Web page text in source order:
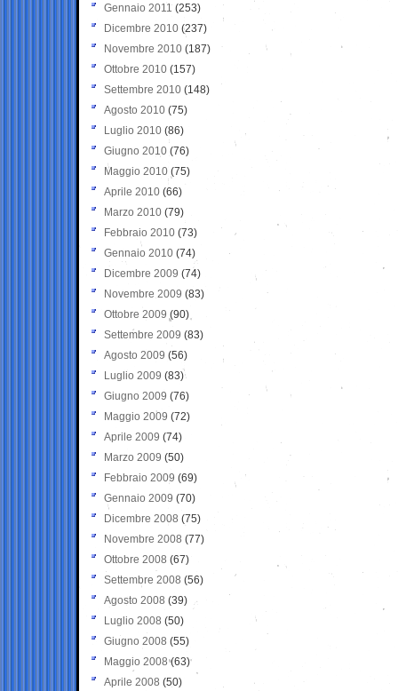
Gennaio 2011 (253)
Dicembre 2010 (237)
Novembre 2010 (187)
Ottobre 2010 (157)
Settembre 2010 (148)
Agosto 2010 (75)
Luglio 2010 (86)
Giugno 2010 (76)
Maggio 2010 (75)
Aprile 2010 (66)
Marzo 2010 (79)
Febbraio 2010 (73)
Gennaio 2010 (74)
Dicembre 2009 (74)
Novembre 2009 (83)
Ottobre 2009 (90)
Settembre 2009 (83)
Agosto 2009 (56)
Luglio 2009 (83)
Giugno 2009 (76)
Maggio 2009 (72)
Aprile 2009 (74)
Marzo 2009 (50)
Febbraio 2009 (69)
Gennaio 2009 (70)
Dicembre 2008 (75)
Novembre 2008 (77)
Ottobre 2008 (67)
Settembre 2008 (56)
Agosto 2008 (39)
Luglio 2008 (50)
Giugno 2008 (55)
Maggio 2008(63)
Aprile 2008 (50)